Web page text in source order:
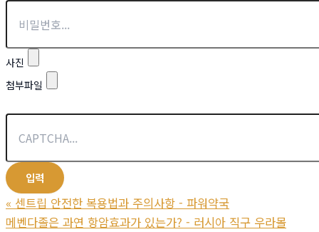
사진
첨부파일
« 센트립 안전한 복용법과 주의사항 - 파워약국
메벤다졸은 과연 항암효과가 있는가? - 러시아 직구 우라몰